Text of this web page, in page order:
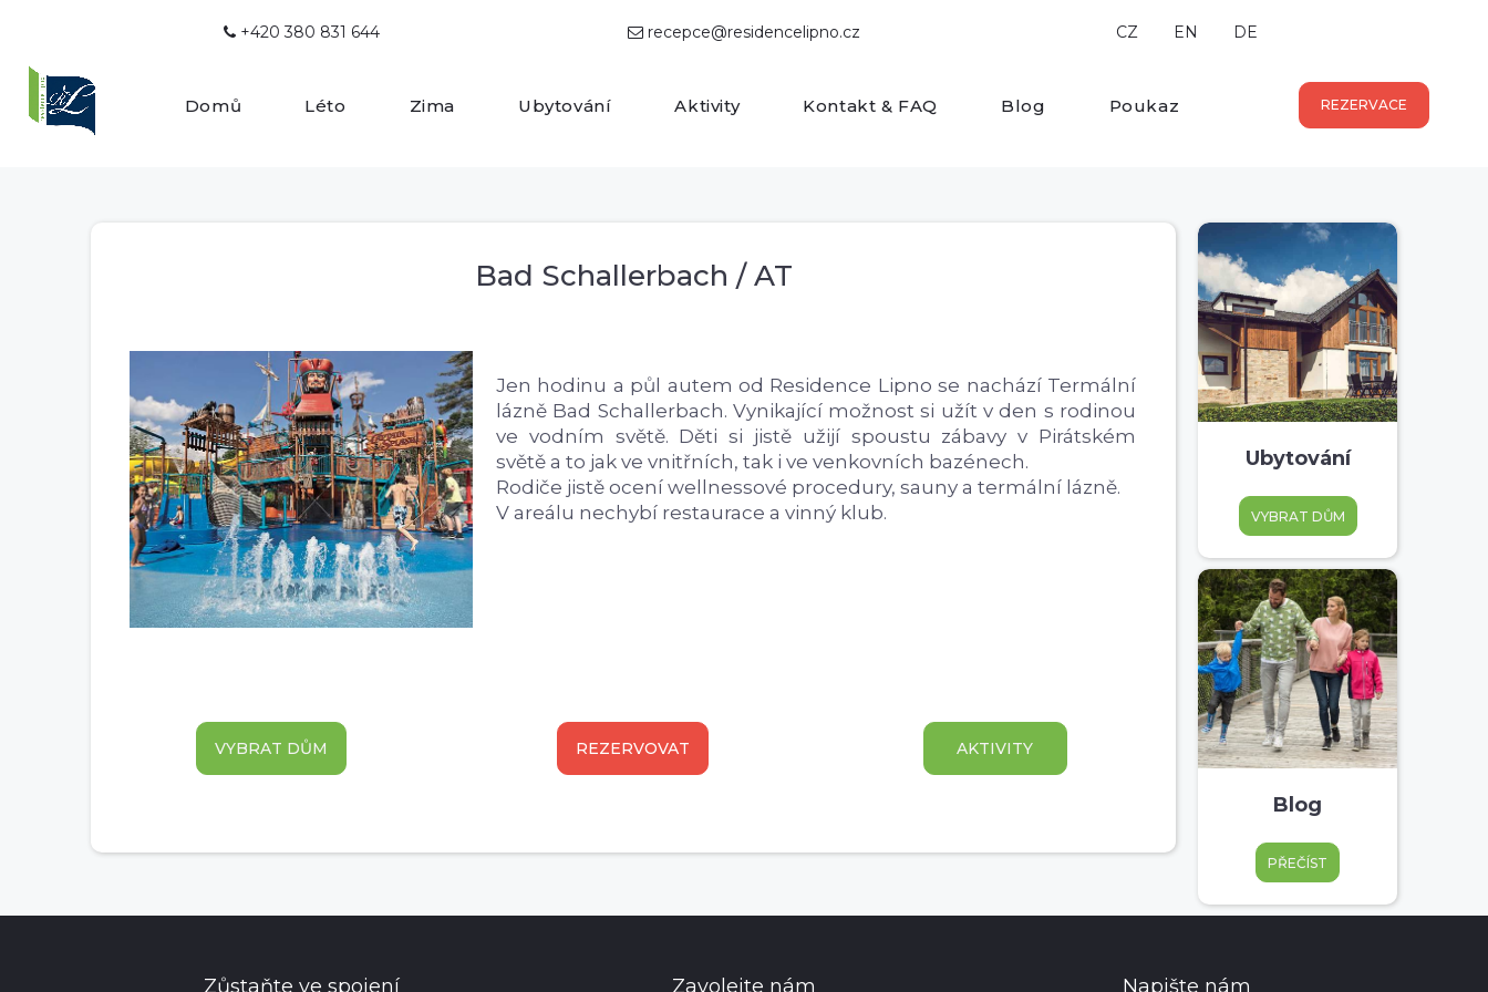
+420 380 831 644  recepce@residencelipno.cz CZ EN DE
Domů Léto Zima Ubytování Aktivity Kontakt & FAQ Blog Poukaz REZERVACE
Bad Schallerbach / AT
Jen hodinu a půl autem od Residence Lipno se nachází Termální
lázně Bad Schallerbach. Vynikající možnost si užít v den s rodinou
ve vodním světě. Děti si jistě užijí spoustu zábavy v Pirátském
světě a to jak ve vnitřních, tak i ve venkovních bazénech.
Rodiče jistě ocení wellnessové procedury, sauny a termální lázně.
V areálu nechybí restaurace a vinný klub.
VYBRAT DŮM REZERVOVAT AKTIVITY
Ubytování
VYBRAT DŮM
Blog
PŘEČÍST
Zůstaňte ve spojení Zavolejte nám Napište nám